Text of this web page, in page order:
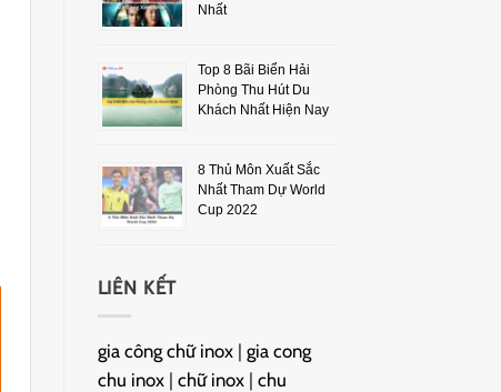
Nhất
Top 8 Bãi Biển Hải
Phòng Thu Hút Du
Khách Nhất Hiện Nay
8 Thủ Môn Xuất Sắc
Nhất Tham Dự World
Cup 2022
LIÊN KẾT
gia công chữ inox| gia cong
chu inox| chữ inox| chu